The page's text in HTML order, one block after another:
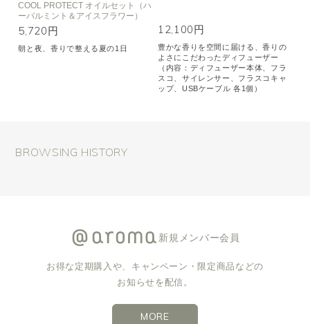
COOL PROTECT オイルセット（ハ
ーバルミント＆アイスフラワー）
5,720円
朝と夜、香りで整える夏の1日
12,100円
豊かな香りを空間に届ける、香りの
よさにこだわったディフューザー
（内容：ディフューザー本体、フラ
スコ、サイレンサー、フラスコキャ
ップ、USBケーブル 各1個）
BROWSING HISTORY
新規メンバー会員
お得な定期購入や、キャンペーン・限定商品などの
お知らせを配信。
MORE